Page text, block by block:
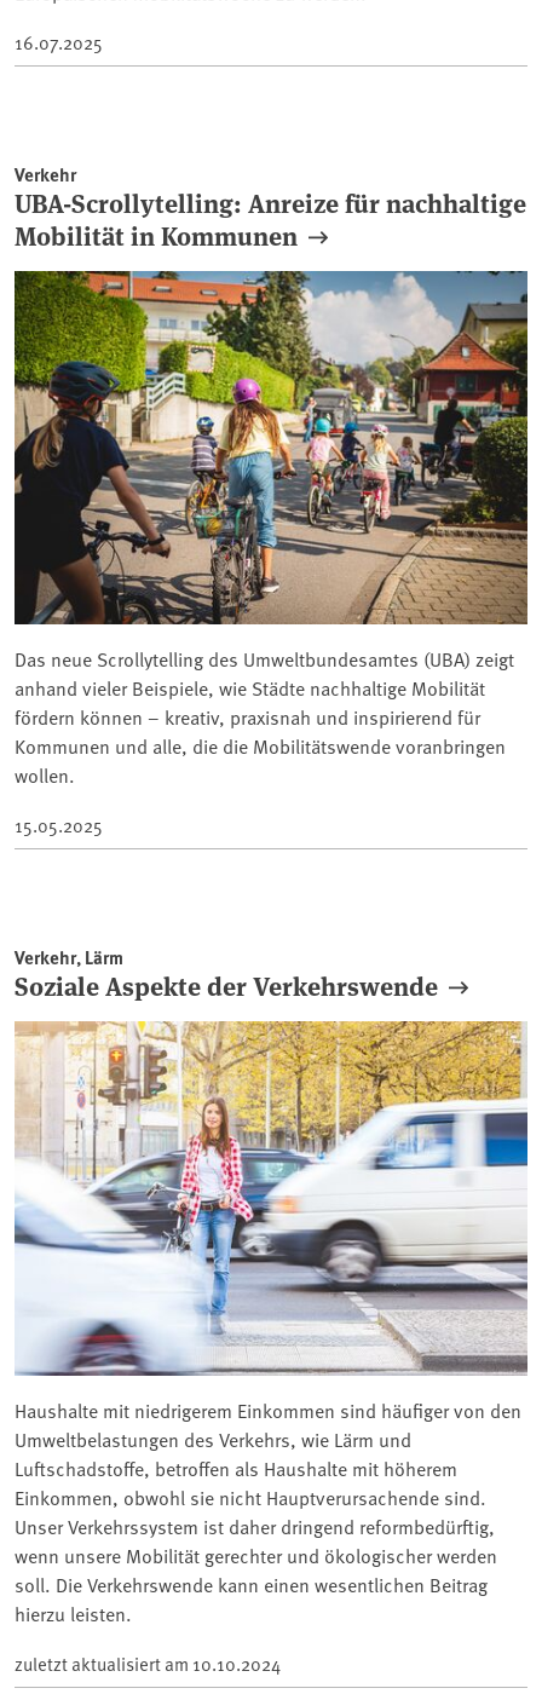
16.07.2025
Verkehr
UBA-Scrollytelling: Anreize für nachhaltige
Mobilität in Kommunen
Das neue Scrollytelling des Umweltbundesamtes (UBA) zeigt
anhand vieler Beispiele, wie Städte nachhaltige Mobilität
fördern können – kreativ, praxisnah und inspirierend für
Kommunen und alle, die die Mobilitätswende voranbringen
wollen.
15.05.2025
Verkehr, Lärm
Soziale Aspekte der Verkehrswende
Haushalte mit niedrigerem Einkommen sind häufiger von den
Umweltbelastungen des Verkehrs, wie Lärm und
Luftschadstoffe, betroffen als Haushalte mit höherem
Einkommen, obwohl sie nicht Hauptverursachende sind.
Unser Verkehrssystem ist daher dringend reformbedürftig,
wenn unsere Mobilität gerechter und ökologischer werden
soll. Die Verkehrswende kann einen wesentlichen Beitrag
hierzu leisten.
zuletzt aktualisiert am 10.10.2024